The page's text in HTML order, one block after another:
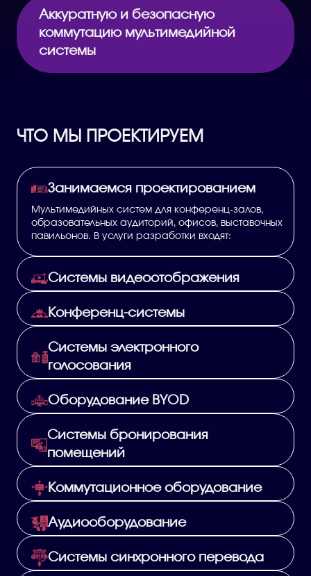
Аккуратную и безопасную
коммутацию мультимедийной
системы
ЧТО МЫ ПРОЕКТИРУЕМ
Занимаемся проектированием
Мультимедийных систем для конференц-залов,
образовательных аудиторий, офисов, выставочных
павильонов. В услуги разработки входят:
Системы видеоотображения
Конференц-системы
Системы электронного
голосования
Оборудование BYOD
Системы бронирования
помещений
Коммутационное оборудование
Аудиооборудование
Системы синхронного перевода